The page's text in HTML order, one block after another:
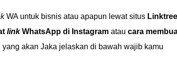
WA untuk bisnis atau apapun lewat situs Linktree
linkWhatsApp di Instagram atau cara
yang akan Jaka jelaskan di bawah wajib kamu